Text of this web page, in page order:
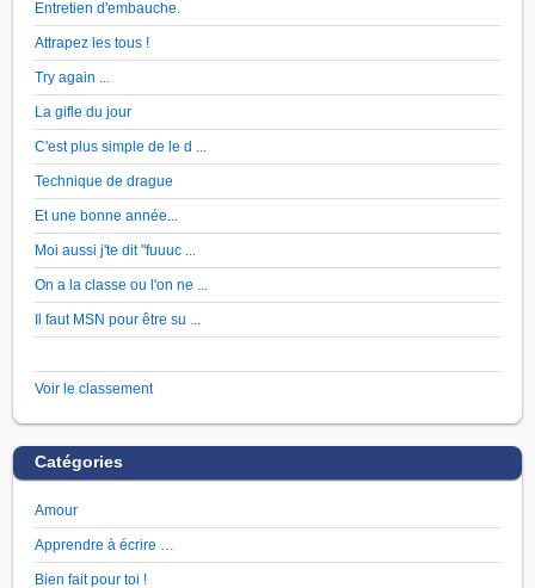
Entretien d'embauche.
Attrapez les tous !
Try again ...
La gifle du jour
C'est plus simple de le d ...
Technique de drague
Et une bonne année...
Moi aussi j'te dit "fuuuc ...
On a la classe ou l'on ne ...
Il faut MSN pour être su ...
Voir le classement
Catégories
Amour
Apprendre à écrire …
Bien fait pour toi !